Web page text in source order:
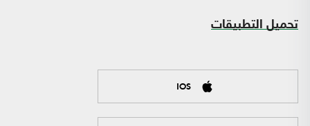
تحميل التطبيقات
IOS